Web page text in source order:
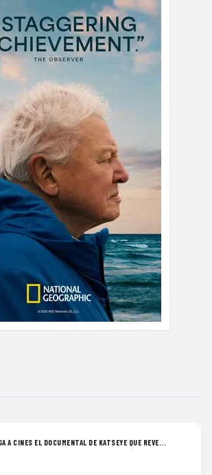
A CINES EL DOCUMENTAL DE KATSEYE QUE REVE...